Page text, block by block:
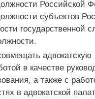
Российской
субъектов
государственной
адвокатскую
в качестве
а также с
в адвокатской